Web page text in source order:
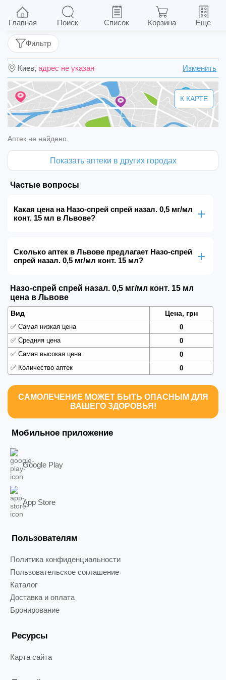
Назо-спрей спрей назал. 0,5 мг/мл конт. 15 мл
Киев, адрес не указан Изменить
Фильтр
К КАРТЕ
Аптек не найдено.
Показать аптеки в других городах
Частые вопросы
Какая цена на Назо-спрей спрей назал. 0,5 мг/мл
конт. 15 мл в Львове?
Сколько аптек в Львове предлагает Назо-спрей
спрей назал. 0,5 мг/мл конт. 15 мл?
Назо-спрей спрей назал. 0,5 мг/мл конт. 15 мл
цена в Львове
Вид Цена, грн
✅ Самая низкая цена
0
✅ Средняя цена
0
✅ Самая высокая цена
0
✅ Количество аптек 0
САМОЛЕЧЕНИЕ МОЖЕТ БЫТЬ ОПАСНЫМ ДЛЯ
ВАШЕГО ЗДОРОВЬЯ!
Мобильное приложение
Google Play
App Store
Пользователям
Политика конфиденциальности
Пользовательское соглашение
Каталог
Доставка и оплата
Бронирование
Ресурсы
Карта сайта
Главная Поиск Список Корзина Еще